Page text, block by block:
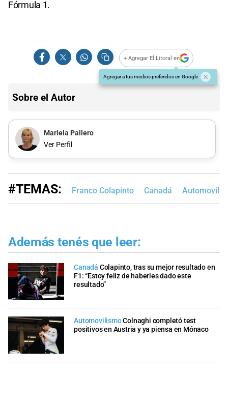
Fórmula 1.
+ Agregar El Litoral en
Agregar a tus medios preferidos en Google
Sobre el Autor
Mariela Pallero
Ver Perfil
#TEMAS: Franco Colapinto Canadá
Además tenés que leer:
Canadá Colapinto, tras su mejor resultado en
F1: “Estoy feliz de haberles dado este
resultado”
AutomovilismoColnaghi completó test
positivos en Austria y ya piensa en Mónaco